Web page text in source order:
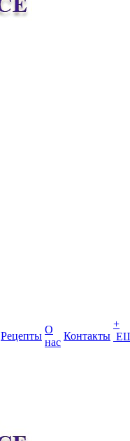
Рецепты
О
нас
Контакты
+